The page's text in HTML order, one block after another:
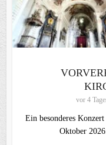
vor 4
Ein besonderes
Oktober